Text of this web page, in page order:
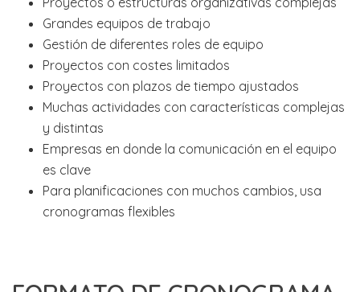
Grandes equipos de trabajo
Gestión de diferentes roles de equipo
Proyectos con costes limitados
Proyectos con plazos de tiempo ajustados
Muchas actividades con características complejas
y distintas
Empresas en donde la comunicación en el equipo
es clave
Para planificaciones con muchos cambios, usa
cronogramas flexibles